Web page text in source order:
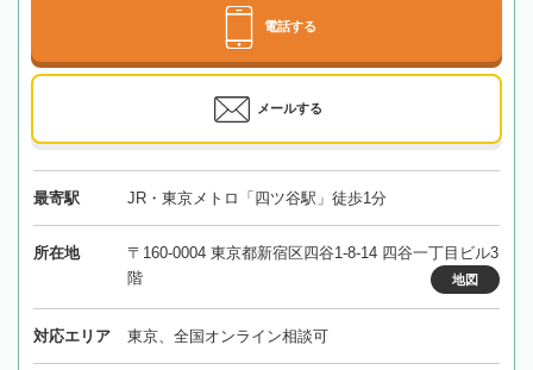
電話する
メールする
最寄駅 JR・東京メトロ「四ツ谷駅」徒歩1分
所在地
〒160-0004 東京都新宿区四谷1-8-14 四谷一丁目ビル3
階
地図
対応エリア 東京、全国オンライン相談可